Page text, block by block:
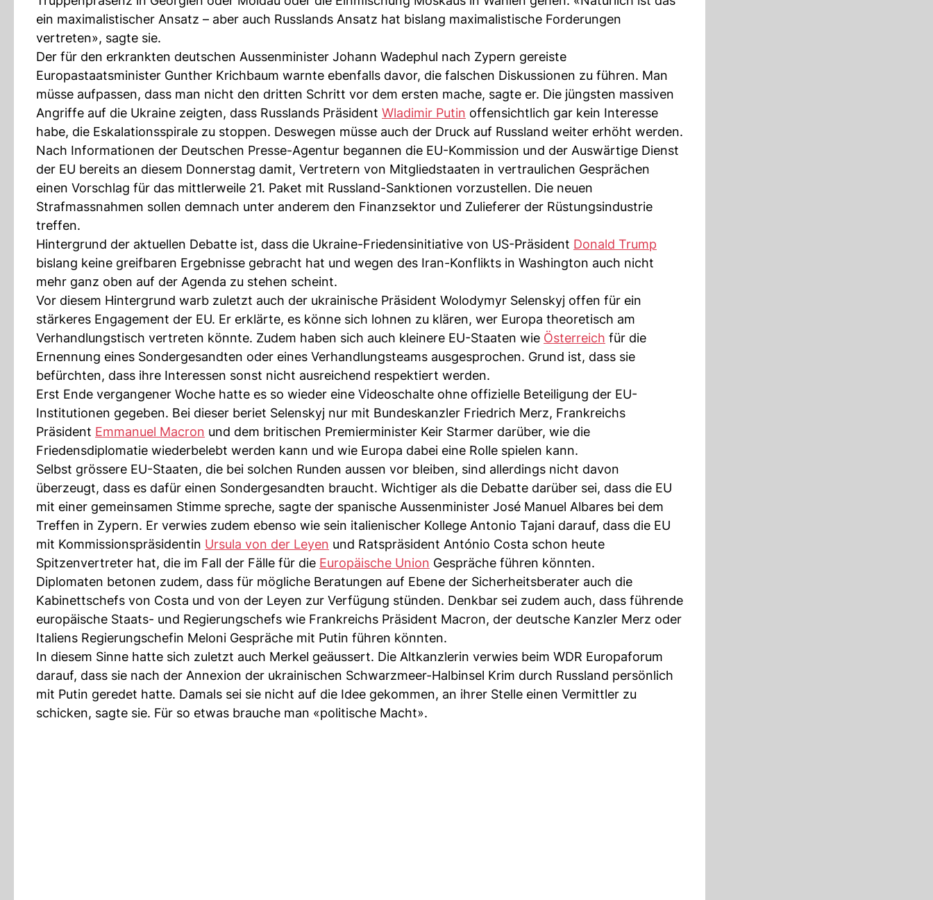
ein maximalistischer Ansatz – aber auch Russlands Ansatz hat bislang maximalistische Forderungen
vertreten», sagte sie.
Der für den erkrankten deutschen Aussenminister Johann Wadephul nach Zypern gereiste
Europastaatsminister Gunther Krichbaum warnte ebenfalls davor, die falschen Diskussionen zu führen. Man
müsse aufpassen, dass man nicht den dritten Schritt vor dem ersten mache, sagte er. Die jüngsten massiven
Angriffe auf die Ukraine zeigten, dass Russlands Präsident Wladimir Putin offensichtlich gar kein Interesse
habe, die Eskalationsspirale zu stoppen. Deswegen müsse auch der Druck auf Russland weiter erhöht werden.
Nach Informationen der Deutschen Presse-Agentur begannen die EU-Kommission und der Auswärtige Dienst
der EU bereits an diesem Donnerstag damit, Vertretern von Mitgliedstaaten in vertraulichen Gesprächen
einen Vorschlag für das mittlerweile 21. Paket mit Russland-Sanktionen vorzustellen. Die neuen
Strafmassnahmen sollen demnach unter anderem den Finanzsektor und Zulieferer der Rüstungsindustrie
treffen.
Hintergrund der aktuellen Debatte ist, dass die Ukraine-Friedensinitiative von US-Präsident Donald Trump
bislang keine greifbaren Ergebnisse gebracht hat und wegen des Iran-Konflikts in Washington auch nicht
mehr ganz oben auf der Agenda zu stehen scheint.
Vor diesem Hintergrund warb zuletzt auch der ukrainische Präsident Wolodymyr Selenskyj offen für ein
stärkeres Engagement der EU. Er erklärte, es könne sich lohnen zu klären, wer Europa theoretisch am
Verhandlungstisch vertreten könnte. Zudem haben sich auch kleinere EU-Staaten wie Österreich für die
Ernennung eines Sondergesandten oder eines Verhandlungsteams ausgesprochen. Grund ist, dass sie
befürchten, dass ihre Interessen sonst nicht ausreichend respektiert werden.
Erst Ende vergangener Woche hatte es so wieder eine Videoschalte ohne offizielle Beteiligung der EU-
Institutionen gegeben. Bei dieser beriet Selenskyj nur mit Bundeskanzler Friedrich Merz, Frankreichs
Präsident Emmanuel Macron und dem britischen Premierminister Keir Starmer darüber, wie die
Friedensdiplomatie wiederbelebt werden kann und wie Europa dabei eine Rolle spielen kann.
Selbst grössere EU-Staaten, die bei solchen Runden aussen vor bleiben, sind allerdings nicht davon
überzeugt, dass es dafür einen Sondergesandten braucht. Wichtiger als die Debatte darüber sei, dass die EU
mit einer gemeinsamen Stimme spreche, sagte der spanische Aussenminister José Manuel Albares bei dem
Treffen in Zypern. Er verwies zudem ebenso wie sein italienischer Kollege Antonio Tajani darauf, dass die EU
mit Kommissionspräsidentin Ursula von der Leyen und Ratspräsident António Costa schon heute
Spitzenvertreter hat, die im Fall der Fälle für die Europäische Union Gespräche führen könnten.
Diplomaten betonen zudem, dass für mögliche Beratungen auf Ebene der Sicherheitsberater auch die
Kabinettschefs von Costa und von der Leyen zur Verfügung stünden. Denkbar sei zudem auch, dass führende
europäische Staats- und Regierungschefs wie Frankreichs Präsident Macron, der deutsche Kanzler Merz oder
Italiens Regierungschefin Meloni Gespräche mit Putin führen könnten.
In diesem Sinne hatte sich zuletzt auch Merkel geäussert. Die Altkanzlerin verwies beim WDR Europaforum
darauf, dass sie nach der Annexion der ukrainischen Schwarzmeer-Halbinsel Krim durch Russland persönlich
mit Putin geredet hatte. Damals sei sie nicht auf die Idee gekommen, an ihrer Stelle einen Vermittler zu
schicken, sagte sie. Für so etwas brauche man «politische Macht».